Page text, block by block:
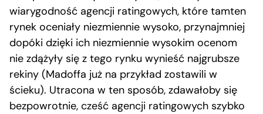
wiarygodność agencji ratingowych, które tamten
rynek oceniały niezmiennie wysoko, przynajmniej
dopóki dzięki ich niezmiennie wysokim ocenom
nie zdążyły się z tego rynku wynieść najgrubsze
rekiny (Madoffa już na przykład zostawili w
ścieku). Utracona w ten sposób, zdawałoby się
bezpowrotnie, cześć agencji ratingowych szybko